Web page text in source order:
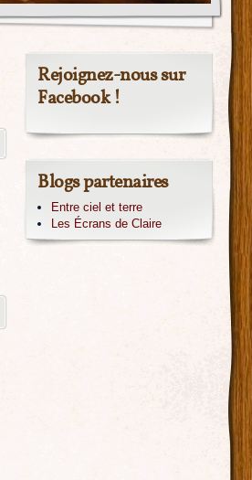
Rejoignez-nous sur
Facebook !
Blogs partenaires
Entre ciel et terre
Les Écrans de Claire